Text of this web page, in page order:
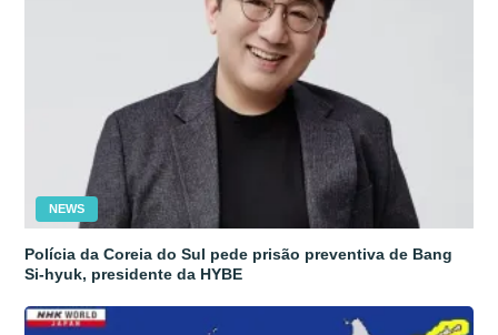
NEWS
Polícia da Coreia do Sul pede prisão preventiva de Bang
Si-hyuk, presidente da HYBE